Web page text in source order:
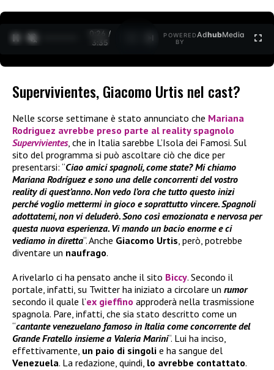
0:27 /
3:35
POWERED
BY
AdhubMedia
Supervivientes, Giacomo Urtis nel cast?
Nelle scorse settimane è stato annunciato che Mariana
Rodriguez avrebbe preso parte al reality spagnolo
Supervivientes, che in Italia sarebbe L’Isola dei Famosi. Sul
sito del programma si può ascoltare ciò che dice per
presentarsi: “Ciao amici spagnoli, come state? Mi chiamo
Mariana Rodríguez e sono una delle concorrenti del vostro
reality di quest’anno. Non vedo l’ora che tutto questo inizi
perché voglio mettermi in gioco e soprattutto vincere. Spagnoli
adottatemi, non vi deluderò. Sono così emozionata e nervosa per
questa nuova esperienza. Vi mando un bacio enorme e ci
vediamo in diretta“. Anche Giacomo Urtis, però, potrebbe
diventare un naufrago.
A rivelarlo ci ha pensato anche il sito Biccy. Secondo il
portale, infatti, su Twitter ha iniziato a circolare un rumor
secondo il quale l’ex gieffino approderà nella trasmissione
spagnola. Pare, infatti, che sia stato descritto come un
“cantante venezuelano famoso in Italia come concorrente del
Grande Fratello insieme a Valeria Marini“. Lui ha inciso,
effettivamente, un paio di singoli e ha sangue del
Venezuela. La redazione, quindi, lo avrebbe contattato.